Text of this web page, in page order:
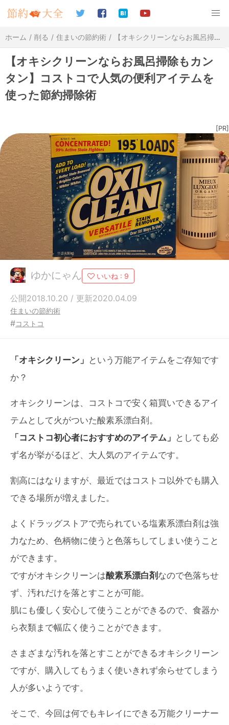
ホーム 削る 住まいの節約術 【オキシクリーンならお風呂掃除もカンタン】コストコで人気の便利アイテムを使った節約掃除術
【オキシクリーンならお風呂掃除もカン
タン】コストコで人気の便利アイテムを
使った節約掃除術
[PR]
ゆかにゃん いいね : 9
公開2018.10.20 / 更新2020.04.09
住まいの節約術
#コストコ
「オキシクリーン」 という万能アイテムをご存知です
か？
オキシクリーンは、コストコで安く箱買いできるアイ
テムとして火がついた酸素系漂白剤。
「コストコ初心者におすすめのアイテム」 としても必
ず名が挙がるほど、大人気のアイテムです。
割高にはなりますが、最近ではコストコ以外でも購入
できる場所が増えました。
よくドラッグストアで売られている塩素系漂白剤は強
力なため、色柄物に使うと色落ちしてしまい使うこと
ができます。
ですがオキシクリーンは酸素系漂白剤 なので色落ちせ
ず、汚れだけを落とすことが可能。
肌にも優しく安心して使うことができるので、食器か
ら衣類まで幅広く使うことができます。
さまざまな汚れを落とすことができるオキシクリーン
ですが、購入してもうまく使いきれず余らせてしまう
人が多いようです。
そこで、今回は何でもキレイにできる万能クリーナー